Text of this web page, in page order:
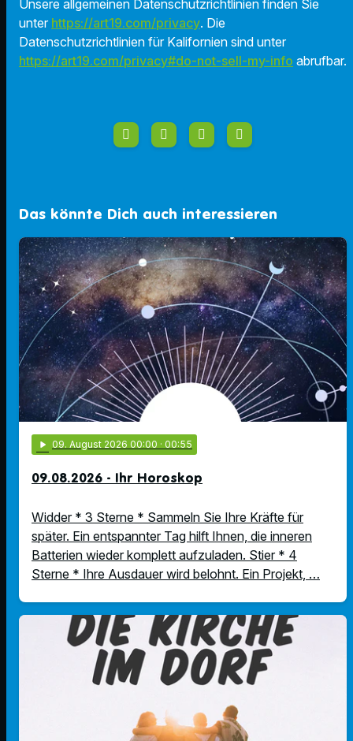
Unsere allgemeinen Datenschutzrichtlinien finden Sie
unter https://art19.com/privacy. Die
Datenschutzrichtlinien für Kalifornien sind unter
https://art19.com/privacy#do-not-sell-my-info abrufbar.
Das könnte Dich auch interessieren
play_arrow 09. August 2026 00:00 · 00:55
09.08.2026 - Ihr Horoskop
Widder * 3 Sterne * Sammeln Sie Ihre Kräfte für
später. Ein entspannter Tag hilft Ihnen, die inneren
Batterien wieder komplett aufzuladen. Stier * 4
Sterne * Ihre Ausdauer wird belohnt. Ein Projekt, …